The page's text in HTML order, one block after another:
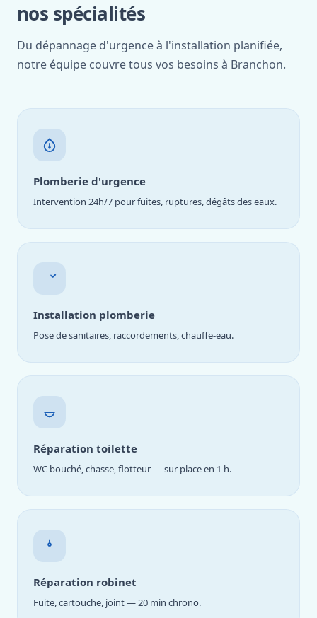
nos spécialités
Du dépannage d'urgence à l'installation planifiée,
notre équipe couvre tous vos besoins à Branchon.
Plomberie d'urgence
Intervention 24h/7 pour fuites, ruptures, dégâts des eaux.
Installation plomberie
Pose de sanitaires, raccordements, chauffe-eau.
Réparation toilette
WC bouché, chasse, flotteur — sur place en 1 h.
Réparation robinet
Fuite, cartouche, joint — 20 min chrono.